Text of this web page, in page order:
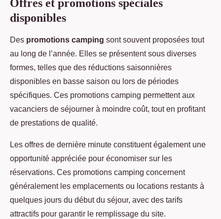
Offres et promotions spéciales
disponibles
Des promotions camping sont souvent proposées tout
au long de l’année. Elles se présentent sous diverses
formes, telles que des réductions saisonnières
disponibles en basse saison ou lors de périodes
spécifiques. Ces promotions camping permettent aux
vacanciers de séjourner à moindre coût, tout en profitant
de prestations de qualité.
Les offres de dernière minute constituent également une
opportunité appréciée pour économiser sur les
réservations. Ces promotions camping concernent
généralement les emplacements ou locations restants à
quelques jours du début du séjour, avec des tarifs
attractifs pour garantir le remplissage du site.